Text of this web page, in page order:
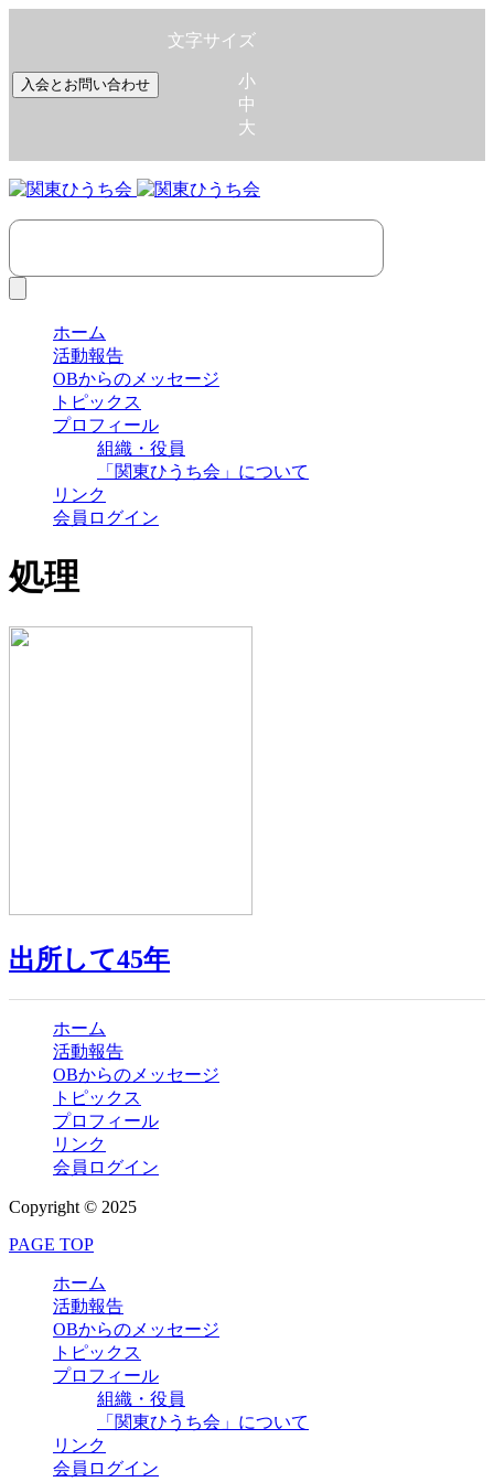
入会とお問い合わせ
文字サイズ
小
中
大
ホーム
活動報告
OBからのメッセージ
トピックス
プロフィール
組織・役員
「関東ひうち会」について
リンク
会員ログイン
処理
出所して45年
ホーム
活動報告
OBからのメッセージ
トピックス
プロフィール
リンク
会員ログイン
Copyright © 2025
PAGE TOP
ホーム
活動報告
OBからのメッセージ
トピックス
プロフィール
組織・役員
「関東ひうち会」について
リンク
会員ログイン